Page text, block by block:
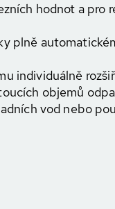
hodnot a pro
plně
individuálně
objemů
vod nebo